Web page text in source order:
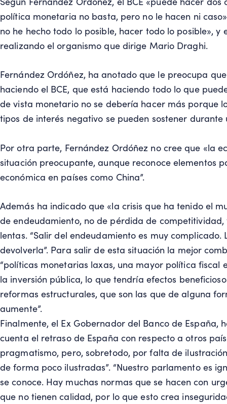
política monetaria no basta, pero no le hacen ni
no he hecho todo lo posible, hacer todo lo posible», y
realizando el organismo que dirige Mario Draghi.
Fernández Ordóñez, ha anotado que le preocupa
haciendo el BCE, que está haciendo todo lo que
de vista monetario no se debería hacer más porque
tipos de interés negativo se pueden sostener
Por otra parte, Fernández Ordóñez no cree que «la
situación preocupante, aunque reconoce elementos
económica en países como China”.
Además ha indicado que «la crisis que ha tenido el
de endeudamiento, no de pérdida de competitividad,
lentas. “Salir del endeudamiento es muy
devolverla”. Para salir de esta situación la mejor
“políticas monetarias laxas, una mayor política
la inversión pública, lo que tendría efectos
reformas estructurales, que son las que de alguna
aumente”.
Finalmente, el Ex Gobernador del Banco de España,
cuenta el retraso de España con respecto a otros
pragmatismo, pero, sobretodo, por falta de
de forma poco ilustradas”. “Nuestro parlamento es
se conoce. Hay muchas normas que se hacen con
que no tienen calidad, por lo que esto crea